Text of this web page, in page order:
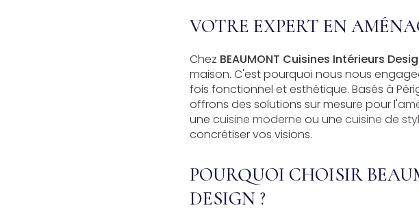
VOTRE EXPERT EN
Chez BEAUMONT Cuisines Intérieurs
maison. C'est pourquoi nous nous
fois fonctionnel et esthétique. Basés à
offrons des solutions sur mesure pour l'
une cuisine moderne ou une cuisine de
concrétiser vos visions.
POURQUOI CHOISIR
DESIGN ?